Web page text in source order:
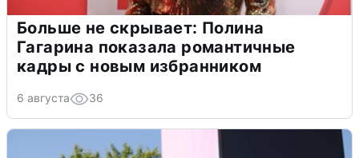
Больше не скрывает: Полина
Гагарина показала романтичные
кадры с новым избранником
6 августа 36